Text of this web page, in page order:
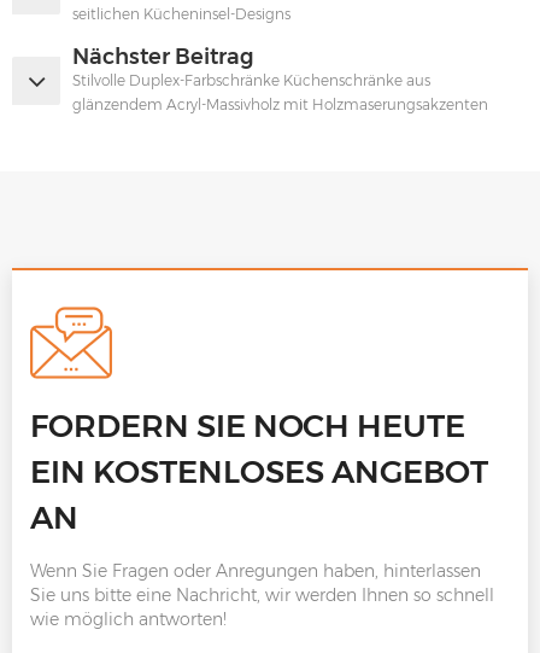
seitlichen Kücheninsel-Designs
Nächster Beitrag
Stilvolle Duplex-Farbschränke Küchenschränke aus
glänzendem Acryl-Massivholz mit Holzmaserungsakzenten
FORDERN SIE NOCH HEUTE
EIN KOSTENLOSES ANGEBOT
AN
Wenn Sie Fragen oder Anregungen haben, hinterlassen
Sie uns bitte eine Nachricht, wir werden Ihnen so schnell
wie möglich antworten!